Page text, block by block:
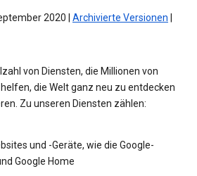
2020 | Archivierte Versionen
von Diensten, die Millionen von
die Welt ganz neu zu entdecken
Zu unseren Diensten zählen:
und -Geräte, wie die Google-
Google Home